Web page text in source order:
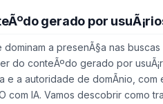
gerado por usuÃ¡rios
dominam a presenÃ§a nas
do conteÃºdo gerado por
e a autoridade de domÃ­nio,